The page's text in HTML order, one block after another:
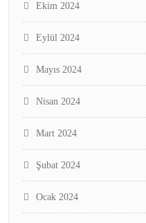
Ekim 2024
Eylül 2024
Mayıs 2024
Nisan 2024
Mart 2024
Şubat 2024
Ocak 2024